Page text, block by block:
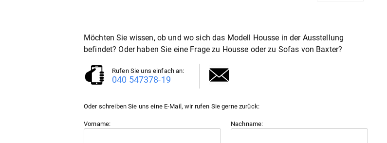
Möchten Sie wissen, ob und wo sich das Modell Housse in der Ausstellung
befindet? Oder haben Sie eine Frage zu Housse oder zu Sofas von Baxter?
Rufen Sie uns einfach an:
040 547378-19
Oder schreiben Sie uns eine E-Mail, wir rufen Sie gerne zurück:
Vorname: Nachname: